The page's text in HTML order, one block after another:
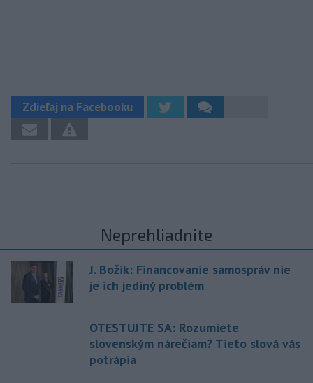
Zdieľaj na Facebooku
Neprehliadnite
J. Božik: Financovanie samospráv nie
je ich jediný problém
OTESTUJTE SA: Rozumiete
slovenským nárečiam? Tieto slová vás
potrápia